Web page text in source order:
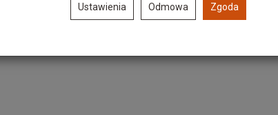
Ustawienia Odmowa Zgoda